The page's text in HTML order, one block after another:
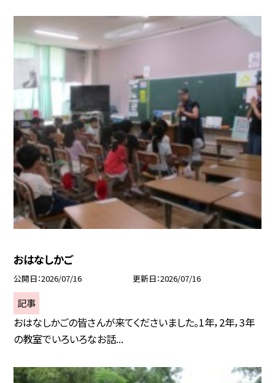
おはなしかご
公開日 2026/07/16 更新日 2026/07/16
記事
おはなしかごの皆さんが来てくださいました。1年，2年，3年
の教室でいろいろなお話...